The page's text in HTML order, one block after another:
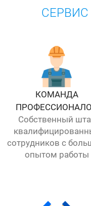
КОМАНДА
Собственный
сотрудников с
опытом работы